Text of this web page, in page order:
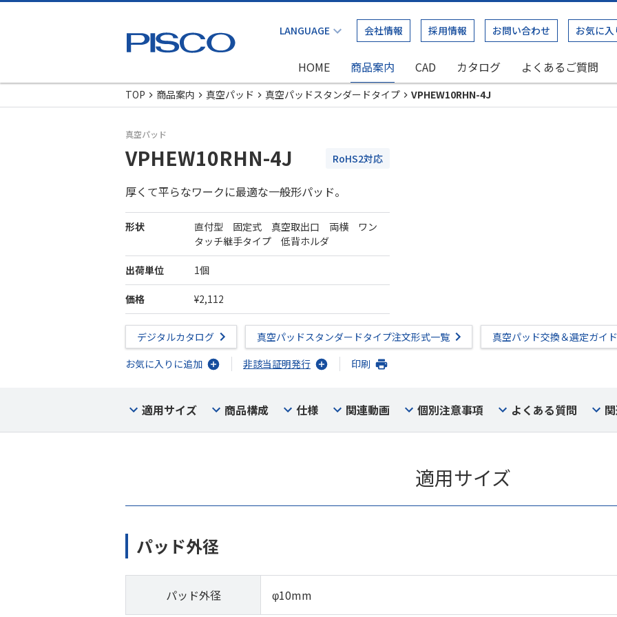
会社情報 採用情報 お問い合わせ お気に入
HOME 商品案内 CAD カタログ よくあるご質問
TOP
商品案内 真空パッド 真空パッドスタンダードタイプ VPHEW10RHN-4J
真空パッド
VPHEW10RHN-4J RoHS2対応
厚くて平らなワークに最適な一般形パッド。
形状
直付型 固定式 真空取出口 両横 ワン
タッチ継手タイプ 低背ホルダ
出荷単位 1個
価格 ¥2,112
デジタルカタログ 真空パッドスタンダードタイプ注文形式一覧
真空パッド交換＆選定ガイド
お気に入りに追加
非該当証明発行 印刷
適用サイズ 商品構成 仕様 関連動画 個別注意事項 よくある質問
適用サイズ
パッド外径
パッド外径 φ10mm